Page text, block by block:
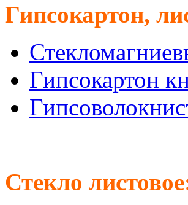
Гипсокартон,
Гипсокартон
Стекло